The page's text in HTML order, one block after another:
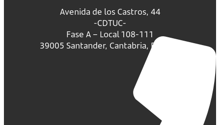
Avenida de los Castros, 44
-CDTUC-
Fase A – Local 108-111
39005 Santander, Cantabria, España.